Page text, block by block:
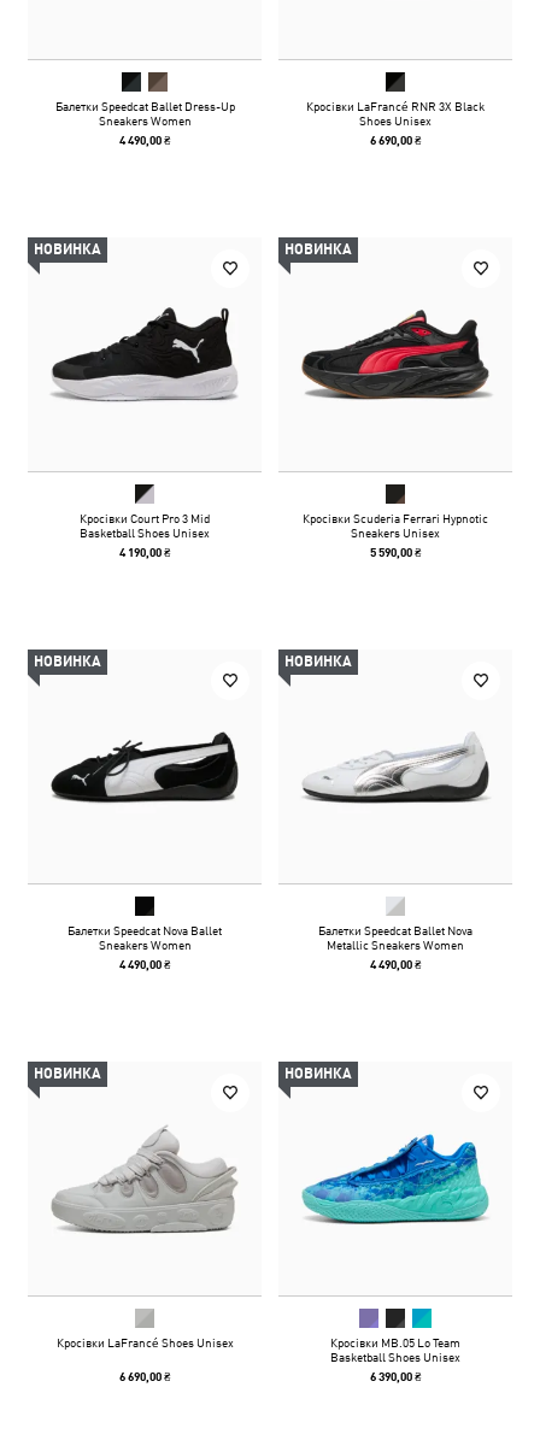
Балетки Speedcat Ballet Dress-Up
Sneakers Women
4 490,00 ₴
Кросівки LaFrancé RNR 3X Black
Shoes Unisex
6 690,00 ₴
НОВИНКА
Кросівки Court Pro 3 Mid
Basketball Shoes Unisex
4 190,00 ₴
НОВИНКА
Кросівки Scuderia Ferrari Hypnotic
Sneakers Unisex
5 590,00 ₴
НОВИНКА
Балетки Speedcat Nova Ballet
Sneakers Women
4 490,00 ₴
НОВИНКА
Балетки Speedcat Ballet Nova
Metallic Sneakers Women
4 490,00 ₴
НОВИНКА
Кросівки LaFrancé Shoes Unisex
6 690,00 ₴
НОВИНКА
Кросівки MB.05 Lo Team
Basketball Shoes Unisex
6 390,00 ₴